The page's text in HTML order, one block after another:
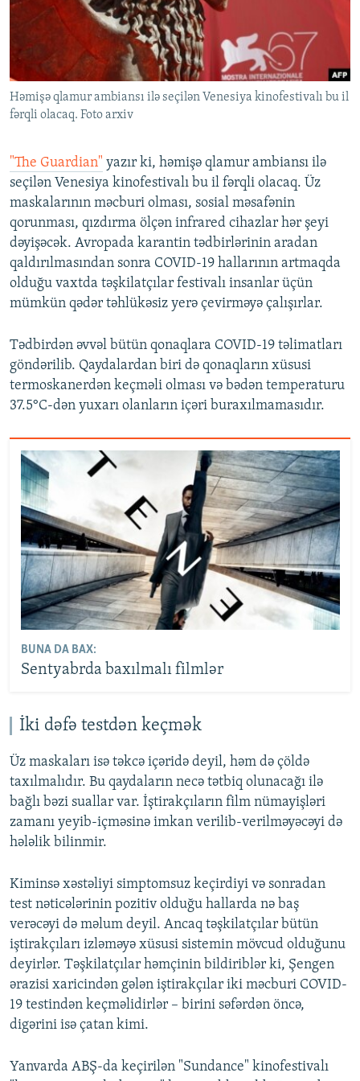
İNFOQRAFIKA
KARIKATURA
AZƏRBAYCAN ƏDƏBIYYATI KITABXANASI
İSLAM VƏ DEMOKRATIYA
İZ - MƏDƏNIYYƏT PROQRAMI
MISSIYAMIZ
PEŞƏ ETIKASI VƏ JURNALISTIKA STANDARTLARIMIZ
MATERIALLARIMIZDAN ISTIFADƏ
AZADLIQRADIOSU MOBIL TELEFONUNUZDA
XƏBƏR BÜLLETENLƏRIMIZ
RFE/RL-in bütün saytları
Həmişə qlamur ambiansı ilə seçilən Venesiya kinofestivalı bu il
fərqli olacaq. Foto arxiv
"The Guardian" yazır ki, həmişə qlamur ambiansı ilə
seçilən Venesiya kinofestivalı bu il fərqli olacaq. Üz
maskalarının məcburi olması, sosial məsafənin
qorunması, qızdırma ölçən infrared cihazlar hər şeyi
dəyişəcək. Avropada karantin tədbirlərinin aradan
qaldırılmasından sonra COVID-19 hallarının artmaqda
olduğu vaxtda təşkilatçılar festivalı insanlar üçün
mümkün qədər təhlükəsiz yerə çevirməyə çalışırlar.
Tədbirdən əvvəl bütün qonaqlara COVID-19 təlimatları
göndərilib. Qaydalardan biri də qonaqların xüsusi
termoskanerdən keçməli olması və bədən temperaturu
37.5°C-dən yuxarı olanların içəri buraxılmamasıdır.
BUNA DA BAX:
Sentyabrda baxılmalı filmlər
İki dəfə testdən keçmək
Üz maskaları isə təkcə içəridə deyil, həm də çöldə
taxılmalıdır. Bu qaydaların necə tətbiq olunacağı ilə
bağlı bəzi suallar var. İştirakçıların film nümayişləri
zamanı yeyib-içməsinə imkan verilib-verilməyəcəyi də
hələlik bilinmir.
Kiminsə xəstəliyi simptomsuz keçirdiyi və sonradan
test nəticələrinin pozitiv olduğu hallarda nə baş
verəcəyi də məlum deyil. Ancaq təşkilatçılar bütün
iştirakçıları izləməyə xüsusi sistemin mövcud olduğunu
deyirlər. Təşkilatçılar həmçinin bildiriblər ki, Şengen
ərazisi xaricindən gələn iştirakçılar iki məcburi COVID-
19 testindən keçməlidirlər – birini səfərdən öncə,
digərini isə çatan kimi.
Yanvarda ABŞ-da keçirilən "Sundance" kinofestivalı